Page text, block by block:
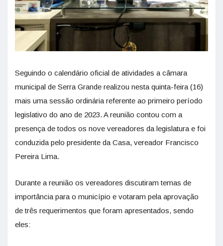
Seguindo o calendário oficial de atividades a câmara
municipal de Serra Grande realizou nesta quinta-feira (16)
mais uma sessão ordinária referente ao primeiro período
legislativo do ano de 2023. A reunião contou com a
presença de todos os nove vereadores da legislatura e foi
conduzida pelo presidente da Casa, vereador Francisco
Pereira Lima.
Durante a reunião os vereadores discutiram temas de
importância para o município e votaram pela aprovação
de três requerimentos que foram apresentados, sendo
eles: